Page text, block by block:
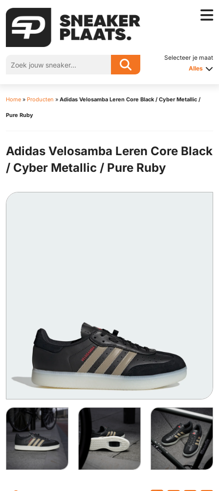
Selecteer je maat
Alles
Home » Producten » Adidas Velosamba Leren Core Black / Cyber Metallic /
Pure Ruby
Adidas Velosamba Leren Core Black
/ Cyber Metallic / Pure Ruby